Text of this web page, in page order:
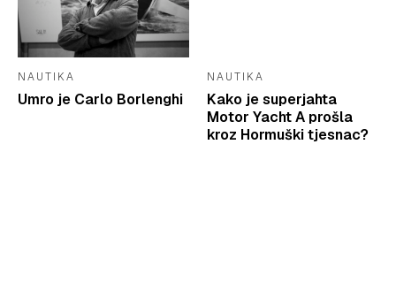
NAUTIKA
Umro je Carlo Borlenghi
NAUTIKA
Kako je superjahta
Motor Yacht A prošla
kroz Hormuški tjesnac?